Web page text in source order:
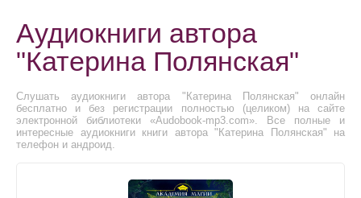
Аудиокниги автора
"Катерина Полянская"
Слушать аудиокниги автора "Катерина Полянская" онлайн
бесплатно и без регистрации полностью (целиком) на сайте
электронной библиотеки «Audobook-mp3.com». Все полные и
интересные аудиокниги книги автора "Катерина Полянская" на
телефон и андроид.